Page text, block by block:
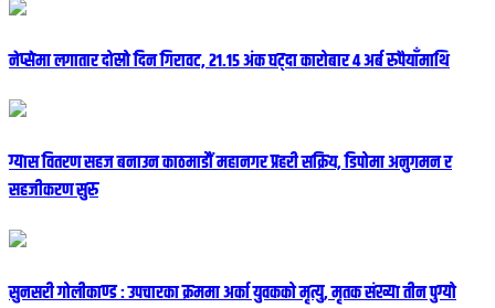
नेप्सेमा लगातार दोस्रो दिन गिरावट, २१.१५ अंक घट्दा कारोबार ४ अर्ब रुपैयाँमाथि
ग्यास वितरण सहज बनाउन काठमाडौं महानगर प्रहरी सक्रिय, डिपोमा अनुगमन र
सहजीकरण सुरु
सुनसरी गोलीकाण्ड : उपचारका क्रममा अर्का युवकको मृत्यु, मृतक संख्या तीन पुग्यो